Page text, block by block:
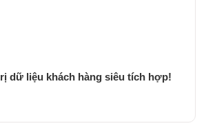
dữ liệu khách hàng siêu tích hợp!